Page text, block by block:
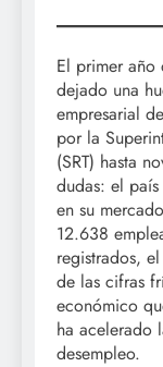
El primer año
dejado una
empresarial
por la
(SRT) hasta
dudas: el
en su
12.638
registrados,
de las cifras
económico
ha acelerado
desempleo.